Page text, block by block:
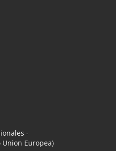
-
Union Europea)